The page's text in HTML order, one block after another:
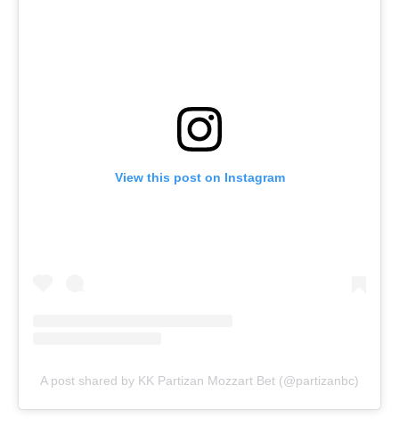
View this post on Instagram
A post shared by KK Partizan Mozzart Bet (@partizanbc)